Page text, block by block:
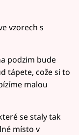
vzorech s
podzim bude
tápete, cože si to
malou
se staly tak
místo v